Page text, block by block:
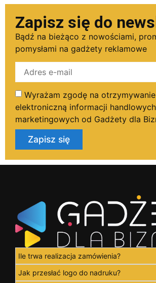
Zapisz się do
Bądź na bieżąco z nowościami,
pomysłami na gadżety reklamowe
Wyrażam zgodę na
elektroniczną informacji
marketingowych od Gadżety dla
Zapisz się
Ile trwa realizacja zamówienia?
Jak przesłać logo do nadruku?